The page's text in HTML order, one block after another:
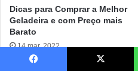
Dicas para Comprar a Melhor
Geladeira e com Preço mais
Barato
14 mar, 2022